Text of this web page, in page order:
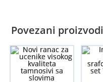
Povezani proizvodi